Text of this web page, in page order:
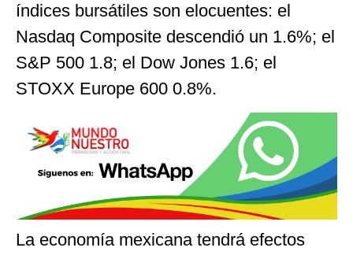
índices bursátiles son elocuentes: el
Nasdaq Composite descendió un 1.6%; el
S&P 500 1.8; el Dow Jones 1.6; el
STOXX Europe 600 0.8%.
La economía mexicana tendrá efectos